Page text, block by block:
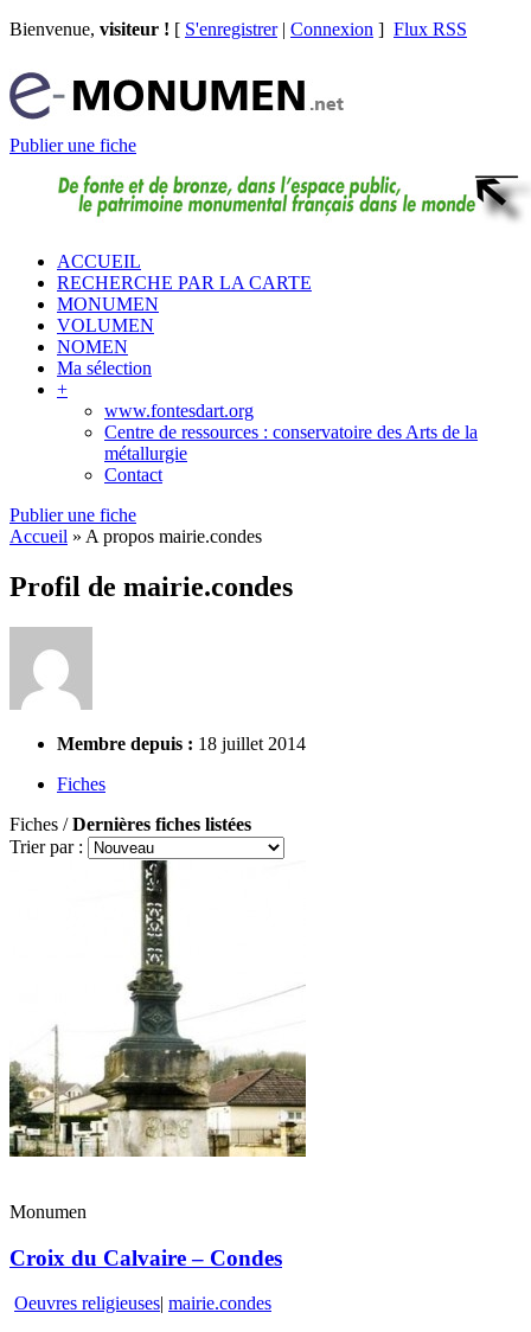
Bienvenue, visiteur ! [ S'enregistrer| Connexion ] Flux RSS
Publier une fiche
ACCUEIL
RECHERCHE PAR LA CARTE
MONUMEN
VOLUMEN
NOMEN
Ma sélection
+
www.fontesdart.org
Centre de ressources : conservatoire des Arts de la
métallurgie
Contact
Publier une fiche
Accueil » A propos mairie.condes
Profil de mairie.condes
Membre depuis : 18 juillet 2014
Fiches
Fiches /Dernières fiches listées
Trier par :
Monumen
Croix du Calvaire – Condes
Oeuvres religieuses| mairie.condes